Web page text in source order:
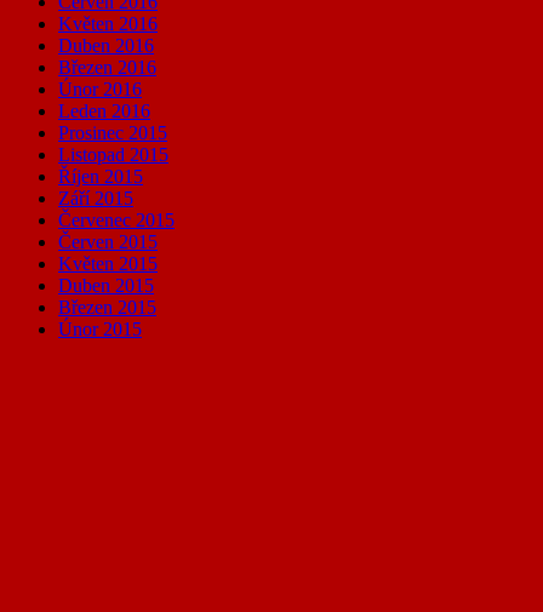
Květen 2016
Duben 2016
Březen 2016
Únor 2016
Leden 2016
Prosinec 2015
Listopad 2015
Říjen 2015
Září 2015
Červenec 2015
Červen 2015
Květen 2015
Duben 2015
Březen 2015
Únor 2015